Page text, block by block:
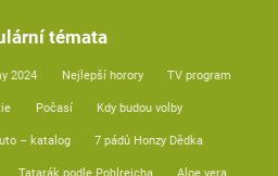
témata
2024 Nejlepší horory TV program
Počasí Kdy budou volby
– katalog 7 pádů Honzy Dědka
Tatarák podle Pohlreicha Aloe vera